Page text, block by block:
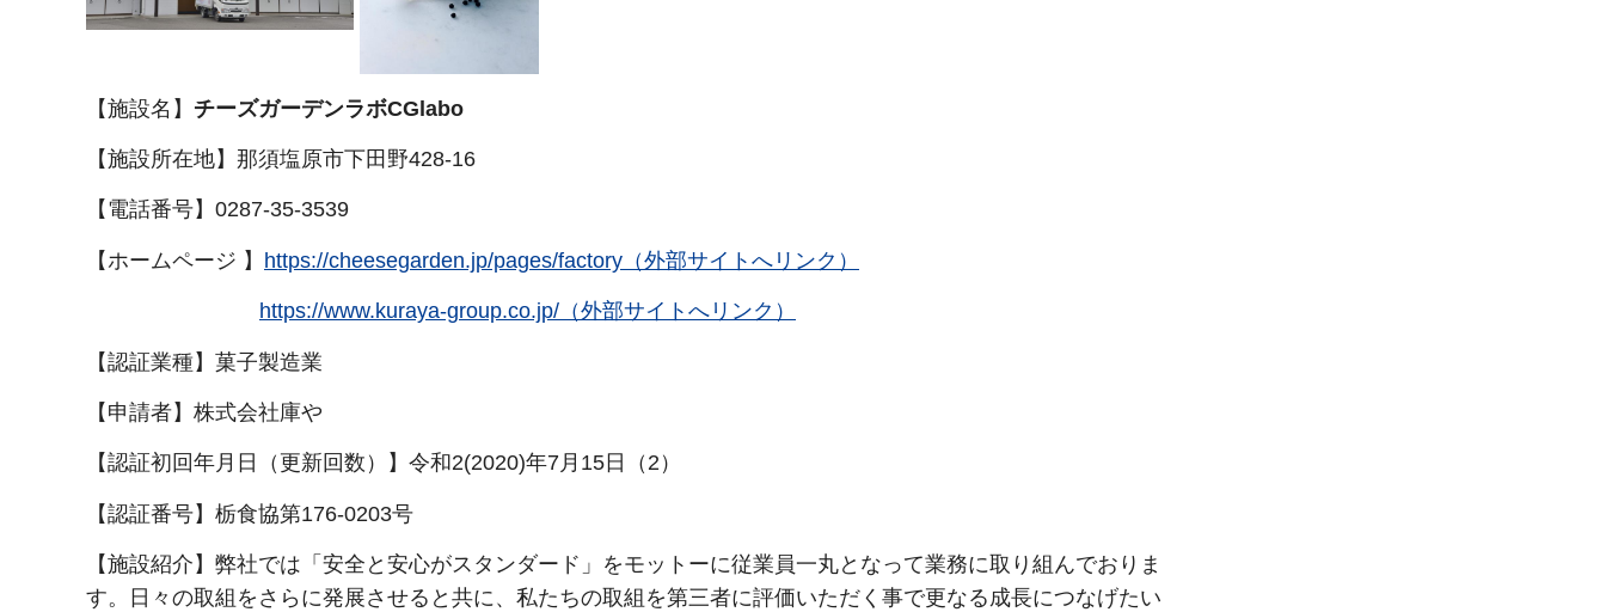
【施設名】 チーズガーデンラボCGlabo
【施設所在地】那須塩原市下田野428-16
【電話番号】0287-35-3539
【ホームページ 】 https://cheesegarden.jp/pages/factory（外部サイトへリンク）
https://www.kuraya-group.co.jp/（外部サイトへリンク）
【認証業種】菓子製造業
【申請者】株式会社庫や
【認証初回年月日（更新回数）】令和2(2020)年7月15日（2）
【認証番号】栃食協第176-0203号
【施設紹介】弊社では「安全と安心がスタンダード」をモットーに従業員一丸となって業務に取り組んでおりま
す。日々の取組をさらに発展させると共に、私たちの取組を第三者に評価いただく事で更なる成長につなげたい